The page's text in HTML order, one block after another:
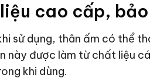
cao cấp,
sử dụng, thân ấm có thể
này được làm từ chất liệu
khi dùng.